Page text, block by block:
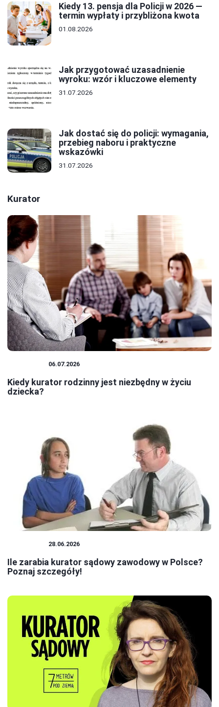
Kiedy 13. pensja dla Policji w 2026 —
termin wypłaty i przybliżona kwota
01.08.2026
Jak przygotować uzasadnienie
wyroku: wzór i kluczowe elementy
31.07.2026
Jak dostać się do policji: wymagania,
przebieg naboru i praktyczne
wskazówki
31.07.2026
Kurator
06.07.2026
Kiedy kurator rodzinny jest niezbędny w życiu
dziecka?
28.06.2026
Ile zarabia kurator sądowy zawodowy w Polsce?
Poznaj szczegóły!